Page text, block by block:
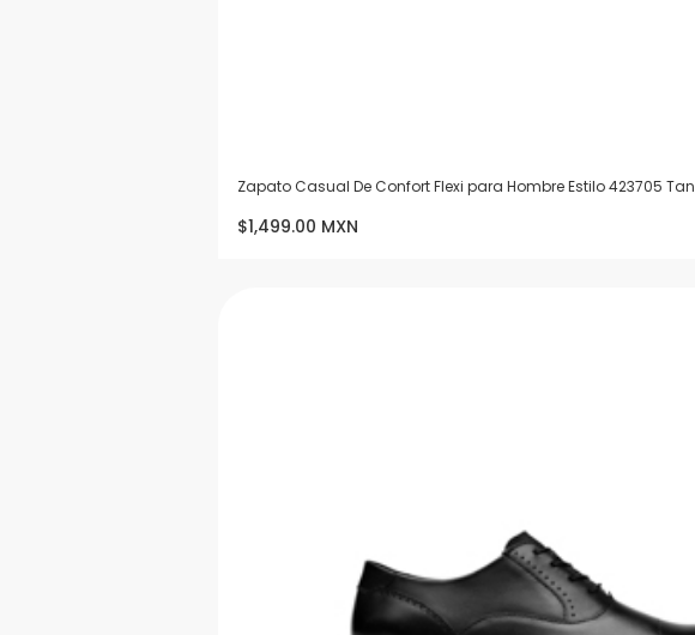
Zapato Casual De Confort Flexi para Hombre Estilo 423705 Tan
$1,499.00 MXN